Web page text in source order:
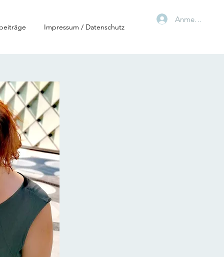
Anmelden
Impressum / Datenschutz